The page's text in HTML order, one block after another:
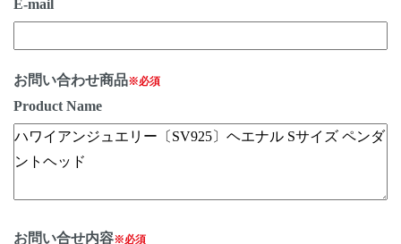
E-mail
お問い合わせ商品※必須
Product Name
お問い合せ内容※必須